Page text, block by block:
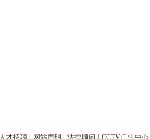
人才招聘 网站声明 法律顾问 CCTV广告中心